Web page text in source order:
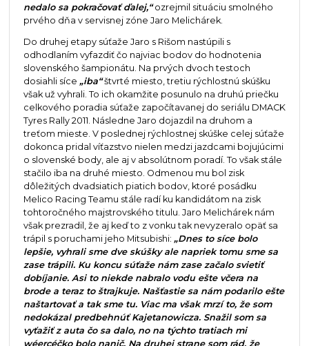
nedalo sa pokračovať ďalej,“ozrejmil situáciu smolného
prvého dňa v servisnej zóne Jaro Melichárek.
Do druhej etapy súťaže Jaro s Rišom nastúpili s
odhodlaním vyfazdiť čo najviac bodov do hodnotenia
slovenského šampionátu. Na prvých dvoch testoch
dosiahli síce „iba“štvrté miesto, tretiu rýchlostnú skúšku
však už vyhrali. To ich okamžite posunulo na druhú priečku
celkového poradia súťaže započítavanej do seriálu DMACK
Tyres Rally 2011. Následne Jaro dojazdil na druhom a
treťom mieste. V poslednej rýchlostnej skúške celej súťaže
dokonca pridal víťazstvo nielen medzi jazdcami bojujúcimi
o slovenské body, ale aj v absolútnom poradí. To však stále
stačilo iba na druhé miesto. Odmenou mu bol zisk
dôležitých dvadsiatich piatich bodov, ktoré posádku
Melico Racing Teamu stále radí ku kandidátom na zisk
tohtoročného majstrovského titulu. Jaro Melichárek nám
však prezradil, že aj keď to z vonku tak nevyzeralo opäť sa
trápil s poruchami jeho Mitsubishi: „Dnes to síce bolo
lepšie, vyhrali sme dve skúšky ale napriek tomu sme sa
zase trápili. Ku koncu súťaže nám zase začalo svietiť
dobíjanie. Asi to niekde nabralo vodu ešte včera na
brode a teraz to štrajkuje. Našťastie sa nám podarilo ešte
naštartovať a tak sme tu. Viac ma však mrzí to, že som
nedokázal predbehnúť Kajetanowicza. Snažil som sa
vyťažiť z auta čo sa dalo, no na týchto tratiach mi
wéercéčko bolo nanič. Na druhej strane som rád, že